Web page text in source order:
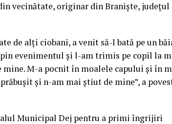
vecinătate, originar din Branişte, judeţul
de alţi ciobani, a venit să-l bată pe un
evenimentul şi l-am trimis pe copil la
M-a pocnit în moalele capului şi în
şi n-am mai ştiut de mine”, a
Municipal Dej pentru a primi îngrijiri